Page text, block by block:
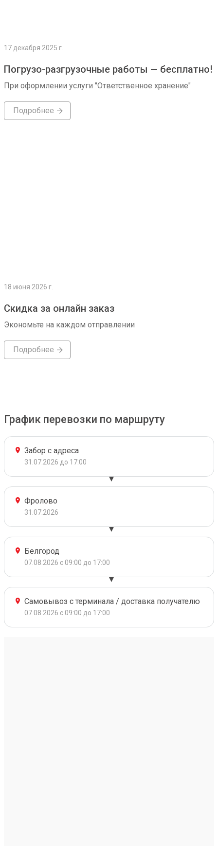
17 декабря 2025 г.
Погрузо-разгрузочные работы — бесплатно!
При оформлении услуги "Ответственное хранение"
Подробнее
18 июня 2026 г.
Скидка за онлайн заказ
Экономьте на каждом отправлении
Подробнее
График перевозки по маршруту
Забор с адреса
31.07.2026 до 17:00
Фролово
31.07.2026
Белгород
07.08.2026 с 09:00 до 17:00
Самовывоз с терминала / доставка получателю
07.08.2026 с 09:00 до 17:00